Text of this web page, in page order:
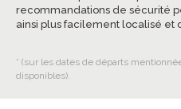
recommandations de sécurité
ainsi plus facilement localisé et
* (sur les dates de départs
disponibles).